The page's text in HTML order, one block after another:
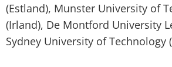
(Estland), Munster University of
(Irland), De Montford University
Sydney University of Technology